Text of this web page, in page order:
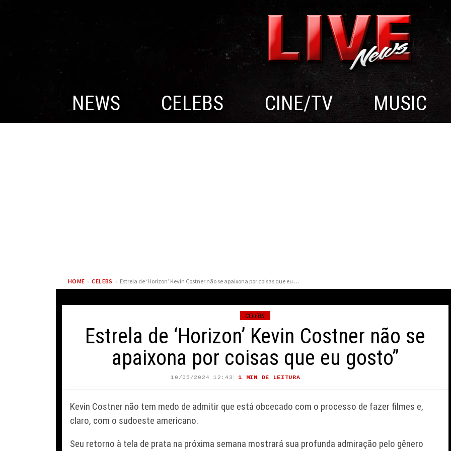
NEWS CELEBS CINE/TV MUSIC
HOME › CELEBS › Estrela de ‘Horizon’ Kevin Costner não se apaixona por coisas que eu gosto”
CELEBS
Estrela de ‘Horizon’ Kevin Costner não se
apaixona por coisas que eu gosto”
10/05/2024 12:43 1 MIN DE LEITURA
Kevin Costner não tem medo de admitir que está obcecado com o processo de fazer filmes e,
claro, com o sudoeste americano.
Seu retorno à tela de prata na próxima semana mostrará sua profunda admiração pelo gênero
ELLIOT PAGE REVIVE
IMPACTO DE A ORIGEM
AO LER NOVO ROTEIRO
MELHORA NO ESTADO DE
SAÚDE DE PEREZ HILTON
APÓS TRANSMISSÃO AO
APRESENTAÇÃO NO
HOLLYWOOD BOWL APÓS